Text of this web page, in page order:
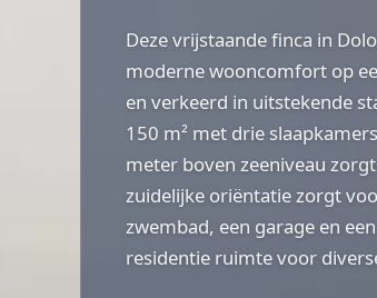
Deze vrijstaande finca in
moderne wooncomfort op
en verkeerd in uitstekende
150 m² met drie
meter boven zeeniveau
zuidelijke oriëntatie zorgt
zwembad, een garage en
residentie ruimte voor